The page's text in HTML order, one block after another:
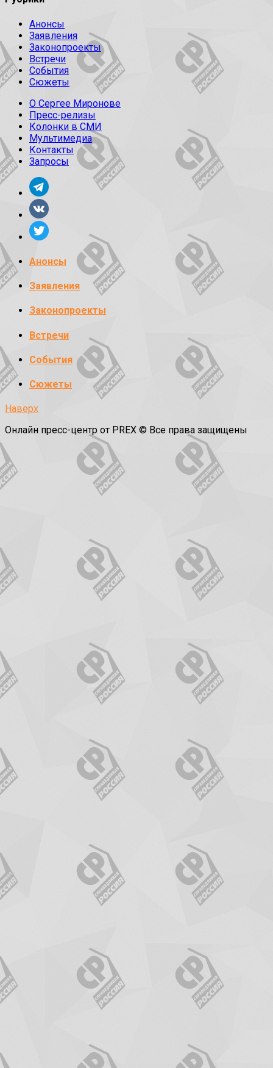
Анонсы
Заявления
Законопроекты
Встречи
События
Сюжеты
О Сергее Миронове
Пресс-релизы
Колонки в СМИ
Мультимедиа
Контакты
Запросы
Анонсы
Заявления
Законопроекты
Встречи
События
Сюжеты
Наверх
Онлайн пресс-центр от PREX © Все права защищены